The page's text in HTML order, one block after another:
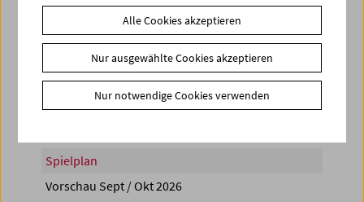
Spielplan
Vorschau Sept / Okt 2026
Alle Cookies akzeptieren
Nur ausgewählte Cookies akzeptieren
Nur notwendige Cookies verwenden